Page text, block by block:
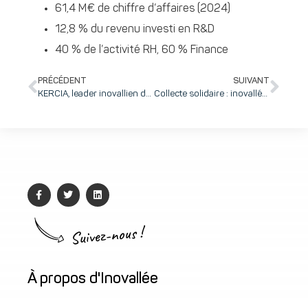
61,4 M€ de chiffre d’affaires (2024)
12,8 % du revenu investi en R&D
40 % de l’activité RH, 60 % Finance
PRÉCÉDENT
KERCIA, leader inovallien du vote électronique pour les élections CSE avec 2 solutions prêtes à l’emploi pour préparer les élections 2026-2027
SUIVANT
Collecte solidaire : inovallée se remobilise en faveur des personnes les plus démunies pour cette fin d’année
Suivez-nous !
À propos d'Inovallée